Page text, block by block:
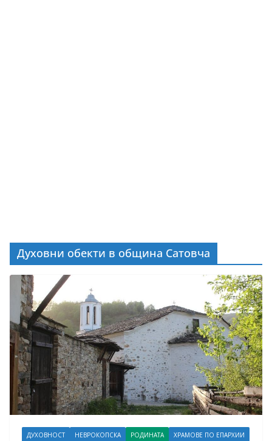
Духовни обекти в община Сатовча
ДУХОВНОСТ НЕВРОКОПСКА РОДИНАТА ХРАМОВЕ ПО ЕПАРХИИ